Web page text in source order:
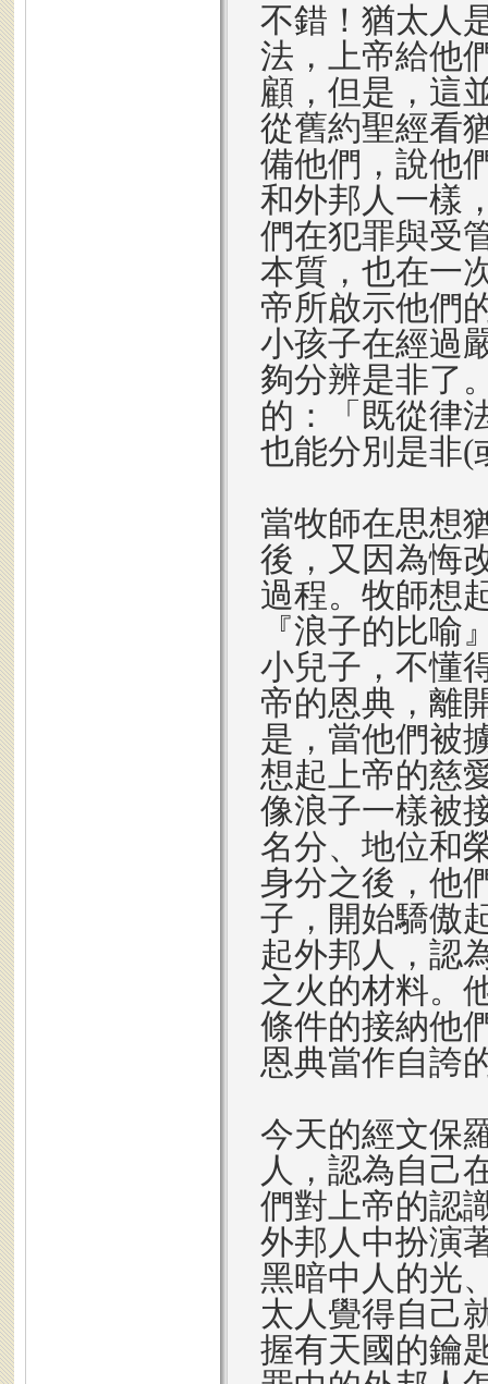
不錯！猶太人
法，上帝給他
顧，但是，這
從舊約聖經看
備他們，說他
和外邦人一樣
們在犯罪與受
本質，也在一
帝所啟示他們
小孩子在經過
夠分辨是非了
的：「既從律
也能分別是非(
當牧師在思想
後，又因為悔
過程。牧師想
『浪子的比喻
小兒子，不懂
帝的恩典，離
是，當他們被
想起上帝的慈
像浪子一樣被
名分、地位和
身分之後，他
子，開始驕傲
起外邦人，認
之火的材料。
條件的接納他
恩典當作自誇
今天的經文保
人，認為自己
們對上帝的認
外邦人中扮演
黑暗中人的光
太人覺得自己
握有天國的鑰